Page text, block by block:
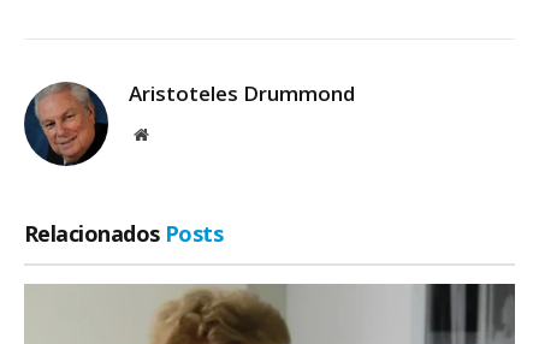
Aristoteles Drummond
Site
Relacionados Posts